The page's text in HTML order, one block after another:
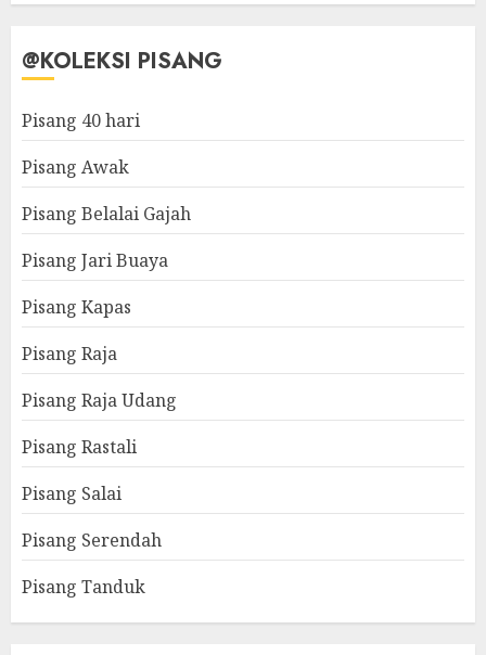
@KOLEKSI PISANG
Pisang 40 hari
Pisang Awak
Pisang Belalai Gajah
Pisang Jari Buaya
Pisang Kapas
Pisang Raja
Pisang Raja Udang
Pisang Rastali
Pisang Salai
Pisang Serendah
Pisang Tanduk